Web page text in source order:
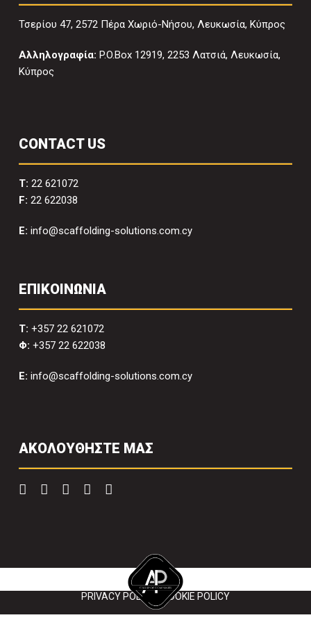
Τσερίου 47, 2572 Πέρα Χωριό-Νήσου, Λευκωσία, Κύπρος
Αλληλογραφία: P.O.Box 12919, 2253 Λατσιά, Λευκωσία,
Κύπρος
CONTACT US
T: 22 621072
F: 22 622038
E: info@scaffolding-solutions.com.cy
ΕΠΙΚΟΙΝΩΝΙΑ
T: +357 22 621072
Φ: +357 22 622038
E: info@scaffolding-solutions.com.cy
ΑΚΟΛΟΥΘΗΣΤΕ ΜΑΣ
Copyright 2022 Scaffolding Solutions. All right reserved.
PRIVACY POLICY| COOKIE POLICY